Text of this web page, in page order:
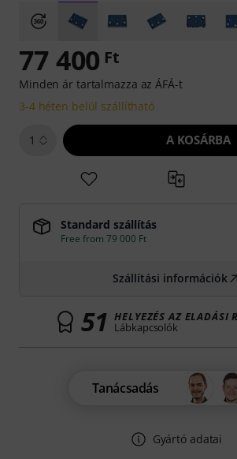
77 400 Ft
Minden ár tartalmazza az ÁFÁ-t
3-4 héten belül szállítható
1 A KOSÁRBA
Standard szállítás
Free from 79 000 Ft
Szállítási információk
51 HELYEZÉS AZ ELADÁSI
Lábkapcsolók
Tanácsadás
Gyártó adatai